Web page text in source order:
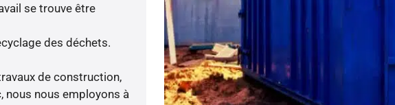
se trouve être
des déchets.
de construction,
nous nous employons à